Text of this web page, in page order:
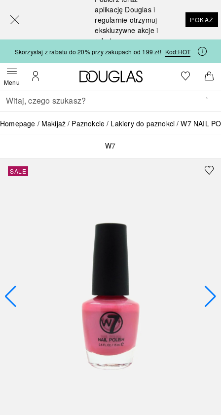
aplikację Douglas i
regularnie otrzymuj
ekskluzywne akcje i
rabaty
POKAŻ
Skorzystaj z rabatu do 20% przy zakupach od 199 zł! Kod:HOT
MenuOtwórz menuMoje konto
Strona główna Douglas
Do listyDo
Wracać
Wykonaj wyszukiwanie
Homepage Makijaż Paznokcie Lakiery do paznokci W7 NAIL
W7
SALE
[navigation.slideout.screenreader]